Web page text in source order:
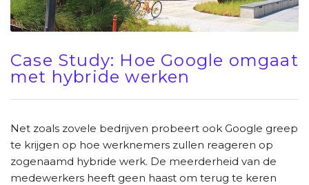
Case Study: Hoe Google omgaat
met hybride werken
Net zoals zovele bedrijven probeert ook Google greep
te krijgen op hoe werknemers zullen reageren op
zogenaamd hybride werk. De meerderheid van de
medewerkers heeft geen haast om terug te keren